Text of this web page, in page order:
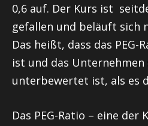
0,6 auf. Der Kurs ist
gefallen und beläuft sich
Das heißt, dass das
ist und das
unterbewertet ist, als es
Das PEG-Ratio – eine der